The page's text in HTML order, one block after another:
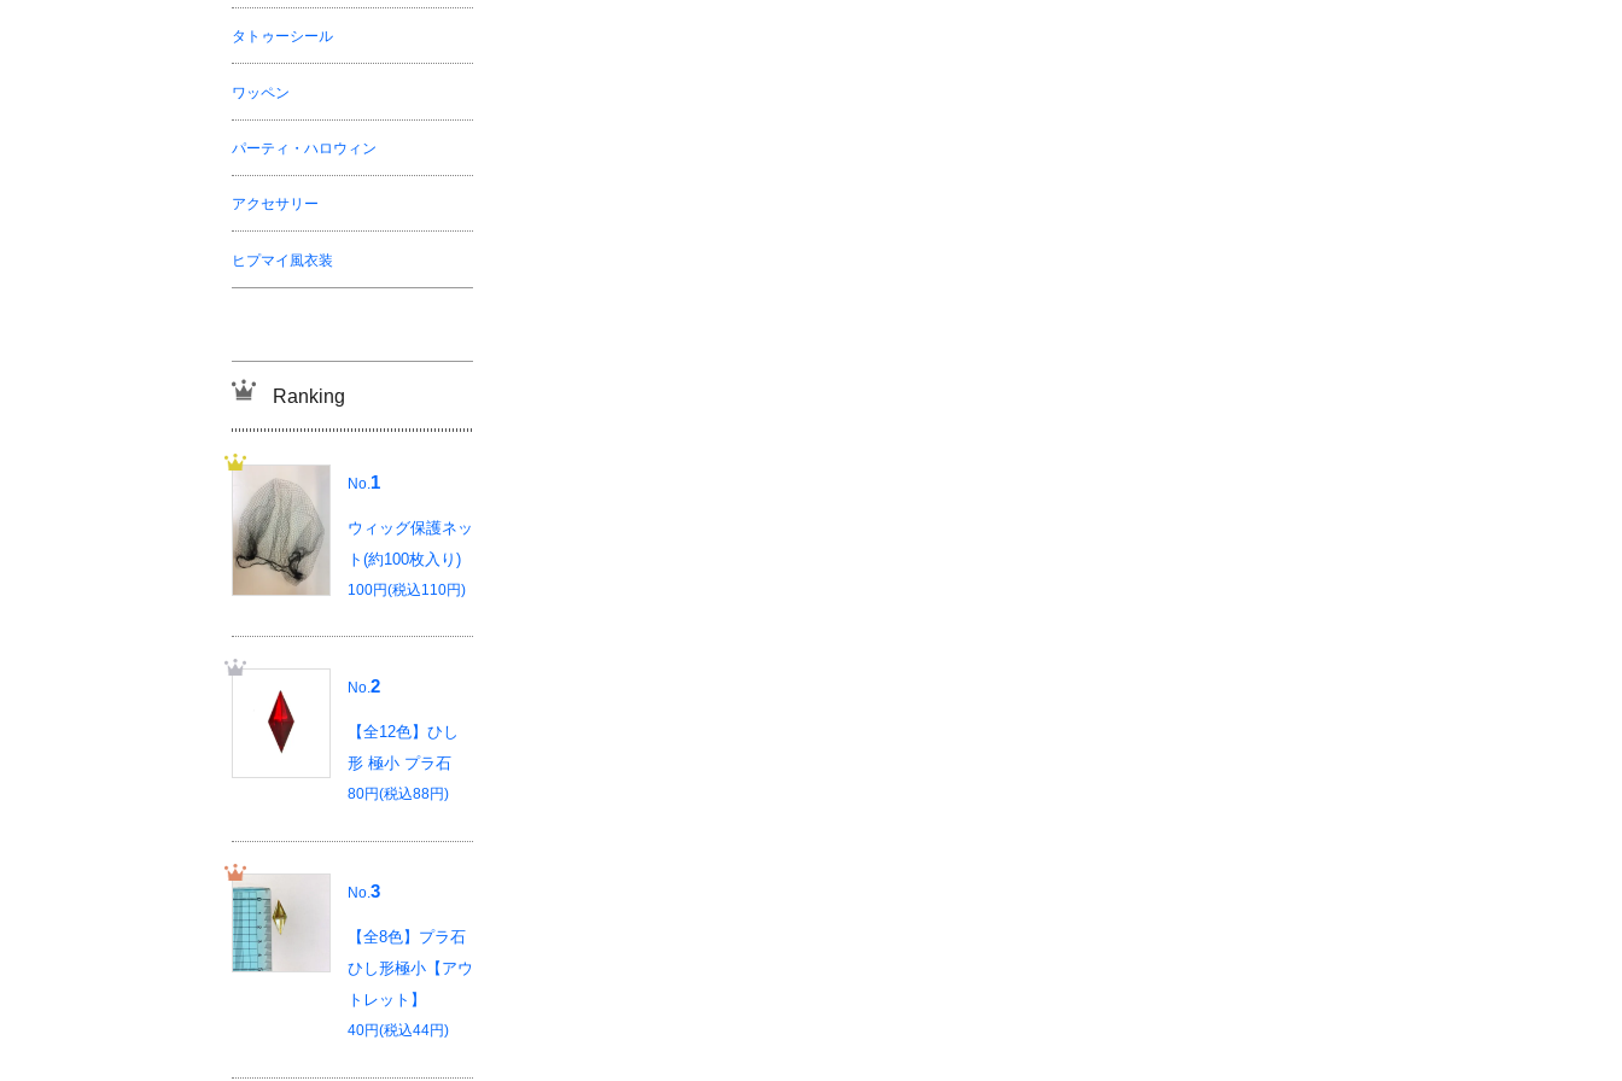
タトゥーシール
ワッペン
パーティ・ハロウィン
アクセサリー
ヒプマイ風衣装
Ranking
No. 1
ウィッグ保護ネッ
ト(約100枚入り)
100円(税込110円)
No.2
【全12色】ひし
形 極小 プラ石
80円(税込88円)
No.3
【全8色】プラ石
ひし形極小【アウ
トレット】
40円(税込44円)